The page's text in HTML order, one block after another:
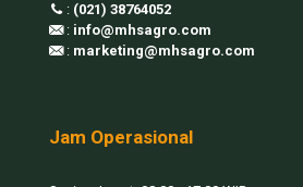
: (021) 38764052
: info@mhsagro.com
: marketing@mhsagro.com
Jam Operasional